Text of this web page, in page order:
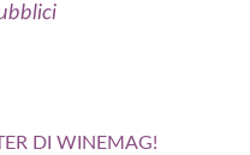
DI WINEMAG!